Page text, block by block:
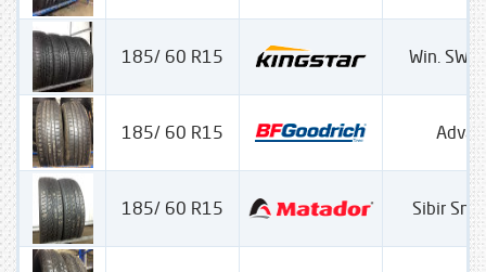
185/ 60 R15 Win. SW
185/ 60 R15
185/ 60 R15 Sibir